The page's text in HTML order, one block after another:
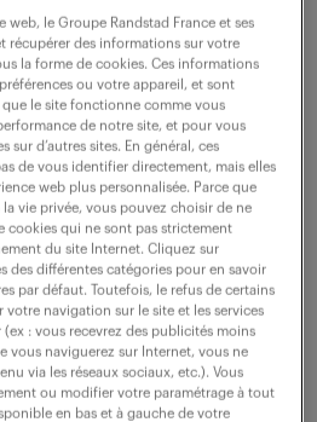
an
Production : Vous prenez en
courante et la gestion de
et plusieurs comptes
la saisie comptable et...
(f/h)
web, le Groupe Randstad France et ses
récupérer des informations sur votre
la forme de cookies. Ces informations
ou votre appareil, et sont
le site fonctionne comme vous
de notre site, et pour vous
sur d’autres sites. En général, ces
de vous identifier directement, mais elles
web plus personnalisée. Parce que
vie privée, vous pouvez choisir de ne
cookies qui ne sont pas strictement
du site Internet. Cliquez sur
des différentes catégories pour en savoir
par défaut. Toutefois, le refus de certains
votre navigation sur le site et les services
: vous recevrez des publicités moins
vous naviguerez sur Internet, vous ne
via les réseaux sociaux, etc.). Vous
ou modifier votre paramétrage à tout
en bas et à gauche de votre